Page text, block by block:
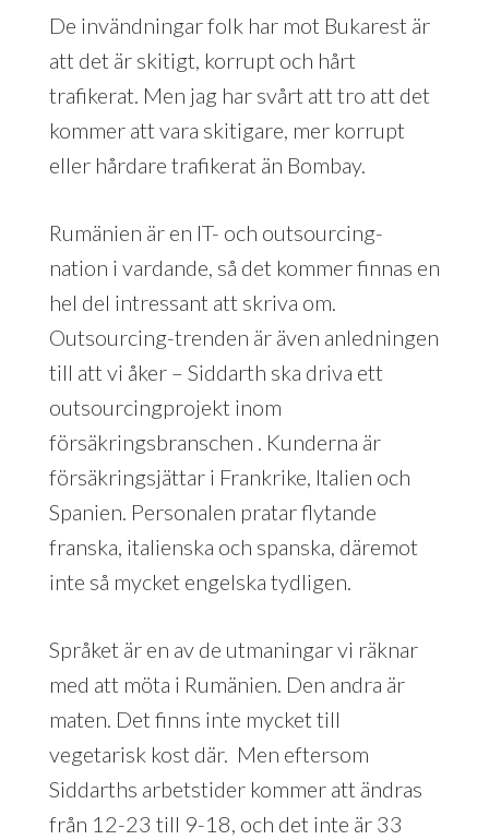
De invändningar folk har mot Bukarest är
att det är skitigt, korrupt och hårt
trafikerat. Men jag har svårt att tro att det
kommer att vara skitigare, mer korrupt
eller hårdare trafikerat än Bombay.
Rumänien är en IT- och outsourcing-
nation i vardande, så det kommer finnas en
hel del intressant att skriva om.
Outsourcing-trenden är även anledningen
till att vi åker – Siddarth ska driva ett
outsourcingprojekt inom
försäkringsbranschen . Kunderna är
försäkringsjättar i Frankrike, Italien och
Spanien. Personalen pratar flytande
franska, italienska och spanska, däremot
inte så mycket engelska tydligen.
Språket är en av de utmaningar vi räknar
med att möta i Rumänien. Den andra är
maten. Det finns inte mycket till
vegetarisk kost där. Men eftersom
Siddarths arbetstider kommer att ändras
från 12-23 till 9-18, och det inte är 33